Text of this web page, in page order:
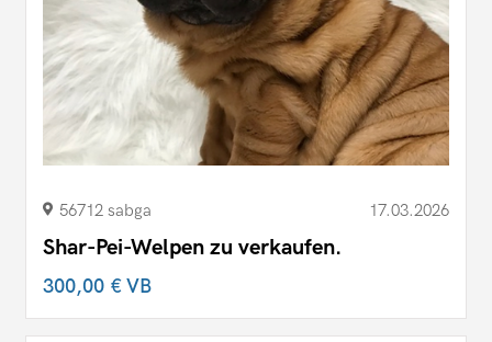
56712 sabga 17.03.2026
Shar-Pei-Welpen zu verkaufen.
300,00 €VB